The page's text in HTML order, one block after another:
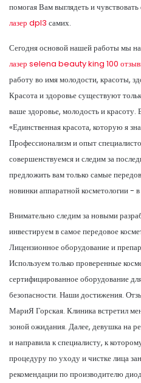
помогая Вам выглядеть и
лазер dpl3 самих.
Сегодня основой нашей работы мы
лазер selena beauty king 100
работу во имя молодости, красоты,
Красота и здоровье существуют
ваше здоровье, молодость и красоту.
«Единственная красота, которую я
Профессионализм и опыт
совершенствуемся и следим за
предложить вам только самые
новинки аппаратной косметологии -
Внимательно следим за новыми
инвестируем в самое передовое
Лицензионное оборудование и
Используем только проверенные
сертифицированное оборудование
безопасности. Наши достижения.
МариЯ Горская. Клиника встретил
зоной ожидания. Далее, девушка на
и направила к специалисту, к
процедуру по уходу и чистке лица
рекомендации по производителю